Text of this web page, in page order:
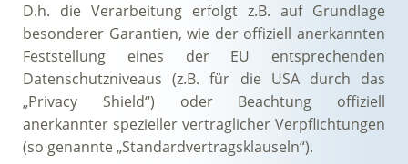
D.h. die Verarbeitung erfolgt z.B. auf Grundlage
besonderer Garantien, wie der offiziell anerkannten
Feststellung eines der EU entsprechenden
Datenschutzniveaus (z.B. für die USA durch das
„Privacy Shield“) oder Beachtung offiziell
anerkannter spezieller vertraglicher Verpflichtungen
(so genannte „Standardvertragsklauseln“).